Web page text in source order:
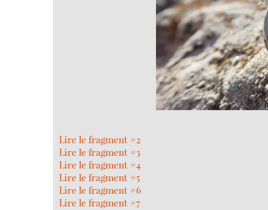
Lire le fragment #2
Lire le fragment #3
Lire le fragment #4
Lire le fragment #5
Lire le fragment #6
Lire le fragment #7